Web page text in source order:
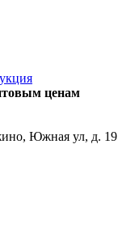
ценам
Южная ул, д. 19